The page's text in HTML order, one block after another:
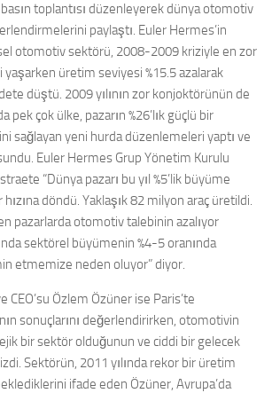
toplantısı düzenleyerek dünya otomotiv
paylaştı. Euler Hermes’in
otomotiv sektörü, 2008-2009 kriziyle en zor
üretim seviyesi %15.5 azalarak
düştü. 2009 yılının zor konjoktörünün de
pek çok ülke, pazarın %26’lık güçlü bir
sağlayan yeni hurda düzenlemeleri yaptı ve
Euler Hermes Grup Yönetim Kurulu
“Dünya pazarı bu yıl %5’lik büyüme
döndü. Yaklaşık 82 milyon araç üretildi.
pazarlarda otomotiv talebinin azalıyor
sektörel büyümenin %4-5 oranında
etmemize neden oluyor” diyor.
CEO’su Özlem Özüner ise Paris’te
sonuçlarını değerlendirirken, otomotivin
bir sektör olduğunun ve ciddi bir gelecek
Sektörün, 2011 yılında rekor bir üretim
ifade eden Özüner, Avrupa’da